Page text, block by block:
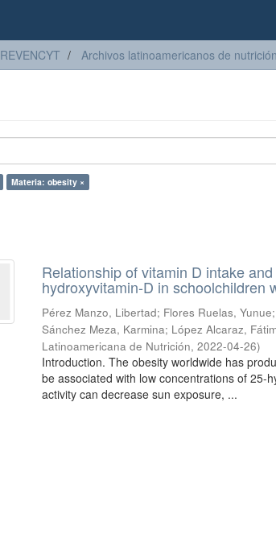
REVENCYT Archivos latinoamericanos de nutrición
Materia: obesity ×
Relationship of vitamin D intake
hydroxyvitamin-D in schoolchildren
Pérez Manzo, Libertad; Flores Ruelas, Yunue
Sánchez Meza, Karmina; López Alcaraz,
Latinoamericana de Nutrición,2022-04-26)
Introduction. The obesity worldwide has
be associated with low concentrations of 25-
activity can decrease sun exposure, ...